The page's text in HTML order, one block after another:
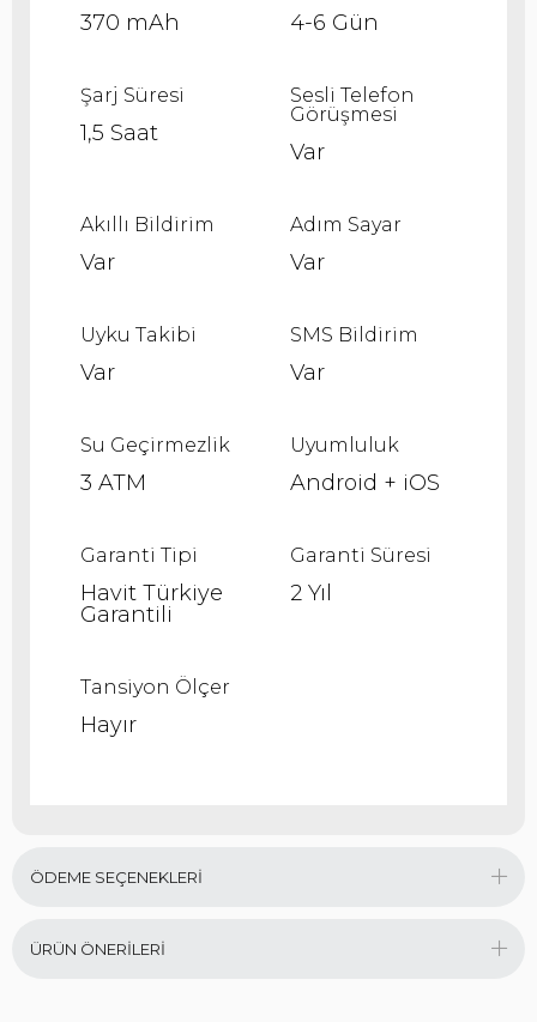
370 mAh 4-6 Gün
Şarj Süresi
1,5 Saat
Sesli Telefon
Görüşmesi
Var
Akıllı Bildirim
Var
Adım Sayar
Var
Uyku Takibi
Var
SMS Bildirim
Var
Su Geçirmezlik
3 ATM
Uyumluluk
Android + iOS
Garanti Tipi
Havit Türkiye
Garantili
Garanti Süresi
2 Yıl
Tansiyon Ölçer
Hayır
ÖDEME SEÇENEKLERI
ÜRÜN ÖNERILERI